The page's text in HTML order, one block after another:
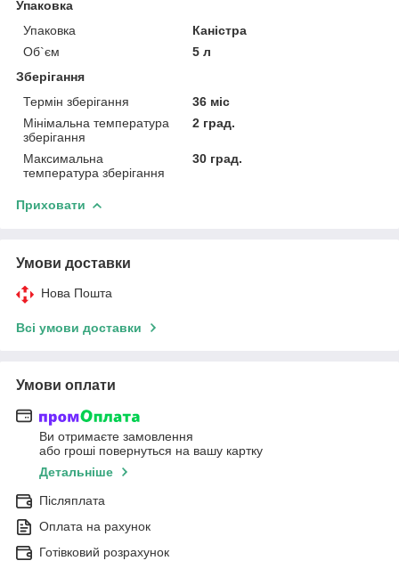
Упаковка
Упаковка
Каністра
Об`єм
5 л
Зберігання
Термін зберігання
36 міс
Мінімальна температура
зберігання
2 град.
Максимальна
температура зберігання
30 град.
Приховати
Умови доставки
Нова Пошта
Всі умови доставки
Умови оплати
Ви отримаєте замовлення
або гроші повернуться на вашу картку
Детальніше
Післяплата
Оплата на рахунок
Готівковий розрахунок